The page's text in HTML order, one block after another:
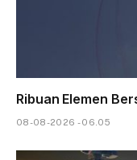
Ribuan Elemen
08-08-2026 - 06.05